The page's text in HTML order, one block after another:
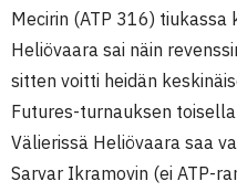
Mecirin (ATP 316) tiukassa
Heliövaara sai näin
sitten voitti heidän
Futures-turnauksen
Välierissä Heliövaara saa
Sarvar Ikramovin (ei ATP-